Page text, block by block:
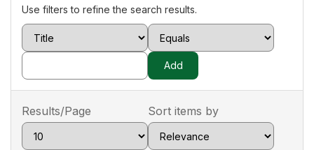
Use filters to refine the search results.
Results/Page Sort items by